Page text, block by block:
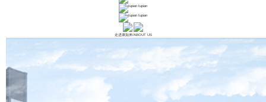
tupian
tupian
走进康如来/ABOUT US